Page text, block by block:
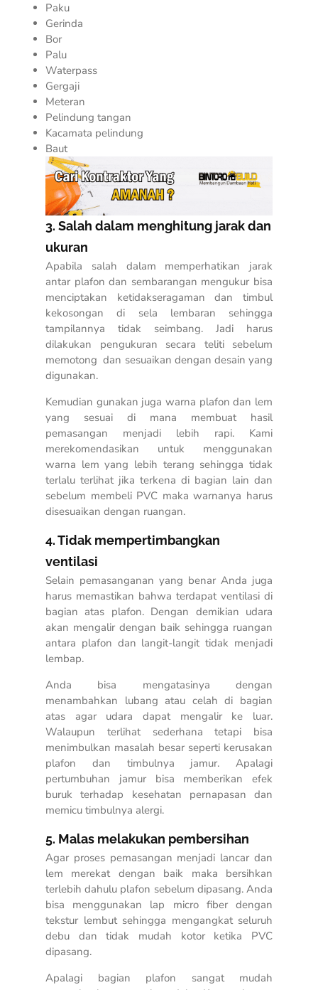
Paku
Gerinda
Bor
Palu
Waterpass
Gergaji
Meteran
Pelindung tangan
Kacamata pelindung
Baut
3. Salah dalam menghitung jarak dan
ukuran
Apabila salah dalam memperhatikan jarak
antar plafon dan sembarangan mengukur bisa
menciptakan ketidakseragaman dan timbul
kekosongan di sela lembaran sehingga
tampilannya tidak seimbang. Jadi harus
dilakukan pengukuran secara teliti sebelum
memotong dan sesuaikan dengan desain yang
digunakan.
Kemudian gunakan juga warna plafon dan lem
yang sesuai di mana membuat hasil
pemasangan menjadi lebih rapi. Kami
merekomendasikan untuk menggunakan
warna lem yang lebih terang sehingga tidak
terlalu terlihat jika terkena di bagian lain dan
sebelum membeli PVC maka warnanya harus
disesuaikan dengan ruangan.
4. Tidak mempertimbangkan
ventilasi
Selain pemasanganan yang benar Anda juga
harus memastikan bahwa terdapat ventilasi di
bagian atas plafon. Dengan demikian udara
akan mengalir dengan baik sehingga ruangan
antara plafon dan langit-langit tidak menjadi
lembap.
Anda bisa mengatasinya dengan
menambahkan lubang atau celah di bagian
atas agar udara dapat mengalir ke luar.
Walaupun terlihat sederhana tetapi bisa
menimbulkan masalah besar seperti kerusakan
plafon dan timbulnya jamur. Apalagi
pertumbuhan jamur bisa memberikan efek
buruk terhadap kesehatan pernapasan dan
memicu timbulnya alergi.
5. Malas melakukan pembersihan
Agar proses pemasangan menjadi lancar dan
lem merekat dengan baik maka bersihkan
terlebih dahulu plafon sebelum dipasang. Anda
bisa menggunakan lap micro fiber dengan
tekstur lembut sehingga mengangkat seluruh
debu dan tidak mudah kotor ketika PVC
dipasang.
Apalagi bagian plafon sangat mudah